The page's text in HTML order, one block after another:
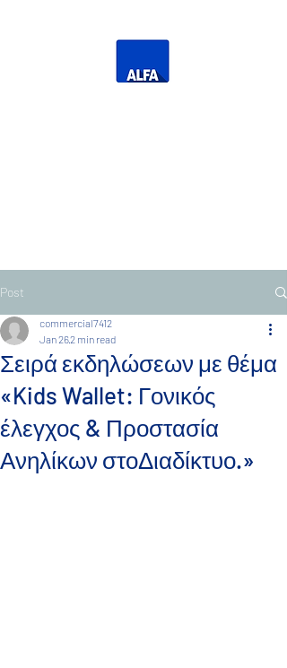
Post
Σειρά εκδηλώσεων με θέμα
«Kids Wallet: Γονικός
έλεγχος & Προστασία
Ανηλίκων στοΔιαδίκτυο.»
commercial7412
Jan 262 min read